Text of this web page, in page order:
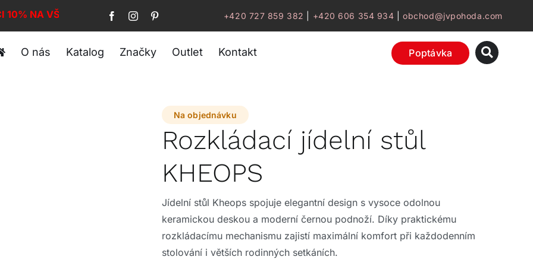
10% NA VŠE! +420 727 859 382 +420 606 354 934 |obchod@jvpohoda.com
O nás Katalog Značky Outlet Kontakt Poptávka
Na objednávku
Rozkládací jídelní stůl
KHEOPS
Jídelní stůl Kheops spojuje elegantní design s vysoce odolnou
keramickou deskou a moderní černou podnoží. Díky praktickému
rozkládacímu mechanismu zajistí maximální komfort při každodenním
stolování i větších rodinných setkáních.